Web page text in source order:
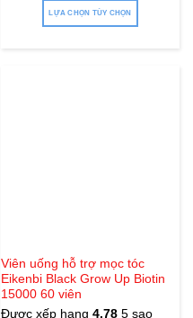
LỰA CHỌN TÙY CHỌN
được
chọn
Viên uống hỗ trợ mọc tóc
Eikenbi Black Grow Up Biotin
15000 60 viên
Được xếp hạng 4.785 sao